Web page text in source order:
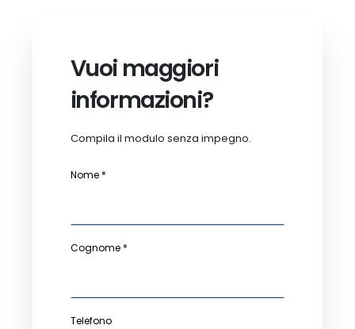
Vuoi maggiori
informazioni?
Compila il modulo senza impegno.
Nome *
Cognome *
Telefono